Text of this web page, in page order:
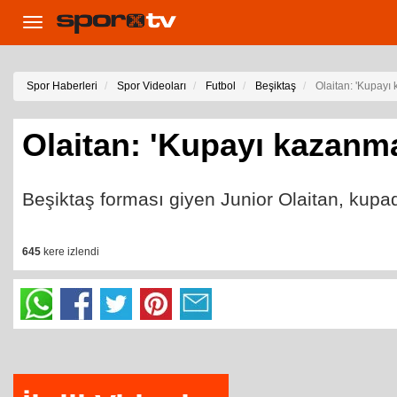
Toggle
navigation
Spor Haberleri Spor Videoları Futbol Beşiktaş Olaitan: 'Kupayı
Olaitan: 'Kupayı
Beşiktaş forması giyen Junior Olaitan,
645 kere izlendi